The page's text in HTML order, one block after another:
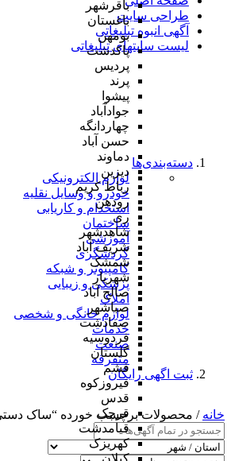
باقرشهر
باغستان
بومهن
پاکدشت
پردیس
پرند
پیشوا
جوادآباد
چهاردانگه
حسن آباد
دماوند
دیزین
رباط کریم
رودهن
ری
شاهدشهر
شریف آباد
شمشک
شهریار
صالح آباد
صباشهر
صفادشت
فردوسیه
گلستان
فشم
فیروزکوه
قدس
قرچک
قیامدشت
کهریزک
طراحی سایت
آگهی انبوه تبلیغاتی
لیست سایتهای تبلیغاتی
دسته‌بندی‌ها
لوازم الکترونیکی
خودرو و وسایل نقلیه
استخدام و کاریابی
ساختمان
آموزشی
گردشگری
کامپیوتر و شبکه
پزشکی و زیبایی
املاک
لوازم خانگی و شخصی
خدمات
صنعت
متفرقه
ثبت اگهی رایگان
خانه / محصولات برچسب خورده “ساک